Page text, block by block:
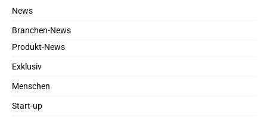
News
Branchen-News
Produkt-News
Exklusiv
Menschen
Start-up